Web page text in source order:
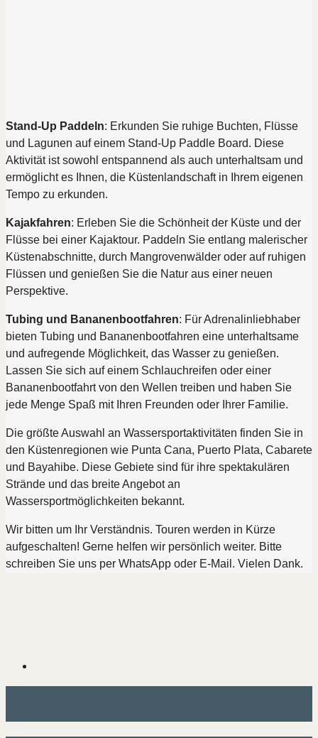
Stand-Up Paddeln: Erkunden Sie ruhige Buchten, Flüsse
und Lagunen auf einem Stand-Up Paddle Board. Diese
Aktivität ist sowohl entspannend als auch unterhaltsam und
ermöglicht es Ihnen, die Küstenlandschaft in Ihrem eigenen
Tempo zu erkunden.
Kajakfahren: Erleben Sie die Schönheit der Küste und der
Flüsse bei einer Kajaktour. Paddeln Sie entlang malerischer
Küstenabschnitte, durch Mangrovenwälder oder auf ruhigen
Flüssen und genießen Sie die Natur aus einer neuen
Perspektive.
Tubing und Bananenbootfahren: Für Adrenalinliebhaber
bieten Tubing und Bananenbootfahren eine unterhaltsame
und aufregende Möglichkeit, das Wasser zu genießen.
Lassen Sie sich auf einem Schlauchreifen oder einer
Bananenbootfahrt von den Wellen treiben und haben Sie
jede Menge Spaß mit Ihren Freunden oder Ihrer Familie.
Die größte Auswahl an Wassersportaktivitäten finden Sie in
den Küstenregionen wie Punta Cana, Puerto Plata, Cabarete
und Bayahibe. Diese Gebiete sind für ihre spektakulären
Strände und das breite Angebot an
Wassersportmöglichkeiten bekannt.
Wir bitten um Ihr Verständnis. Touren werden in Kürze
aufgeschalten! Gerne helfen wir persönlich weiter. Bitte
schreiben Sie uns per WhatsApp oder E-Mail. Vielen Dank.